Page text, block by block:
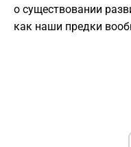
о существовании
как наши предки